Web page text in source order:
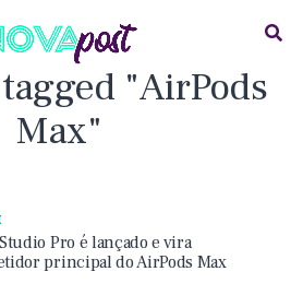
"AirPods
Max"
Pro é lançado e vira
principal do AirPods Max